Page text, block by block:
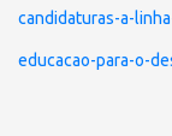
candidaturas-a-
educacao-para-o-